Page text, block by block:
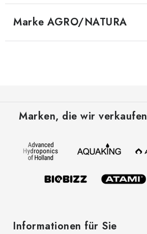
Marke AGRO/NATURA
Marken, die wir verkaufen
Informationen für Sie